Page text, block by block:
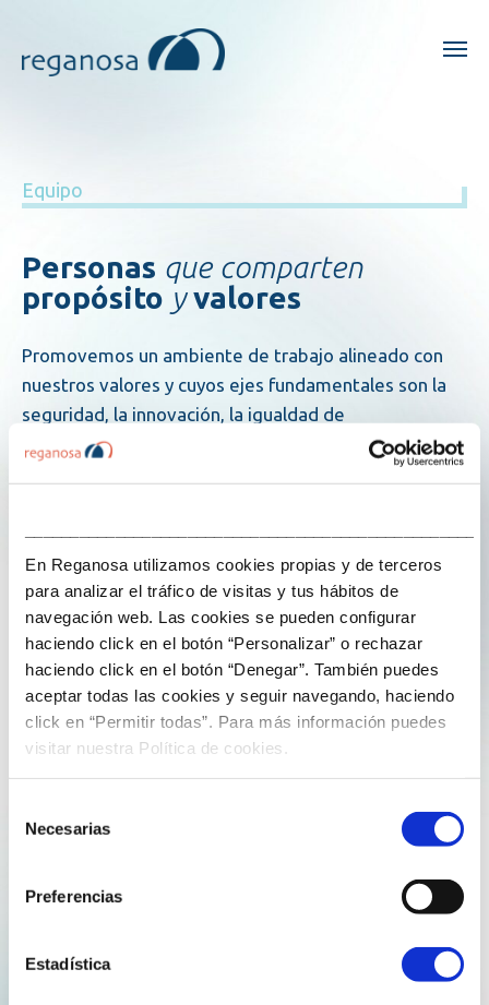
En Reganosa utilizamos cookies propias y de terceros
para analizar el tráfico de visitas y tus hábitos de
navegación web. Las cookies se pueden configurar
haciendo click en el botón “Personalizar” o rechazar
haciendo click en el botón “Denegar”. También puedes
aceptar todas las cookies y seguir navegando, haciendo
click en “Permitir todas”. Para más información puedes
visitar nuestra Política de cookies.
Necesarias
Preferencias
Estadística
Equipo
Personas que comparten
propósito yvalores
Promovemos un ambiente de trabajo alineado con
nuestros valores y cuyos ejes fundamentales son la
seguridad, la innovación, la igualdad de
oportunidades, la diversidad y el desarrollo
profesionales de 16 nacionalidades distintas.